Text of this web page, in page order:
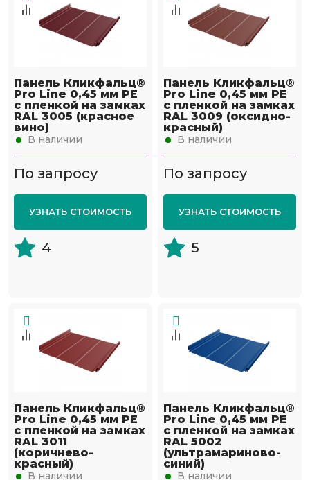
Панель Кликфальц®
Pro Line 0,45 мм PE
с пленкой на замках
RAL 3005 (красное
вино)
В наличии
По запросу
УЗНАТЬ СТОИМОСТЬ
4
Панель Кликфальц®
Pro Line 0,45 мм PE
с пленкой на замках
RAL 3009 (оксидно-
красный)
В наличии
По запросу
УЗНАТЬ СТОИМОСТЬ
5
Панель Кликфальц®
Pro Line 0,45 мм PE
с пленкой на замках
RAL 3011
(коричнево-
красный)
В наличии
Панель Кликфальц®
Pro Line 0,45 мм PE
с пленкой на замках
RAL 5002
(ультрамариново-
синий)
В наличии